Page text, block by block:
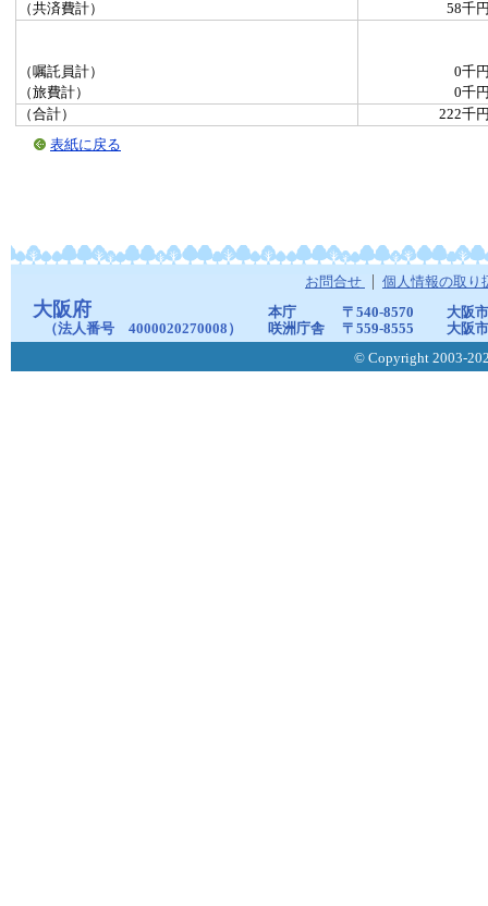
（共済費計）
58千
（嘱託員計）
0千
（旅費計）
0千
（合計）
222千
表紙に戻る
お問合せ 個人情報の取り
大阪府
（法人番号 4000020270008）
本庁 〒540-8570
大阪
咲洲庁舎
〒559-8555
大阪
© Copyright 2003-